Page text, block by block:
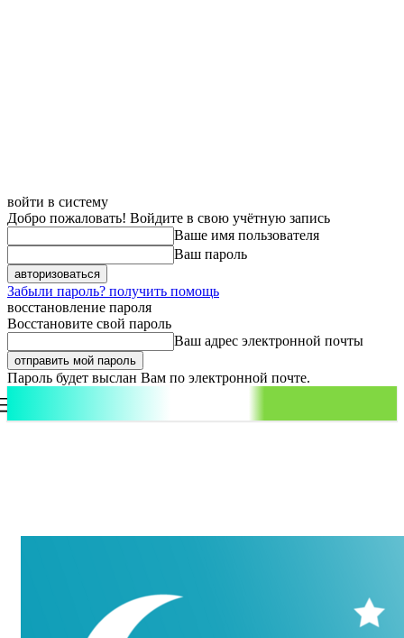
войти в систему
Добро пожаловать! Войдите в свою учётную запись
Ваше имя пользователя
Ваш пароль
Забыли пароль? получить помощь
восстановление пароля
Восстановите свой пароль
Ваш адрес электронной почты
Пароль будет выслан Вам по электронной почте.